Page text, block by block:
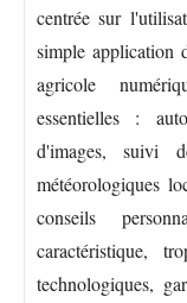
centrée sur
simple application
agricole
essentielles :
d'images, suivi
météorologiques
conseils
caractéristique,
technologiques,